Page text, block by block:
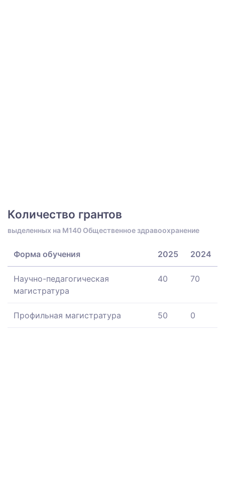
Количество грантов
выделенных на M140 Общественное здравоохранение
Форма обучения 2025 2024
Научно-педагогическая
магистратура
40 70
Профильная магистратура 50 0